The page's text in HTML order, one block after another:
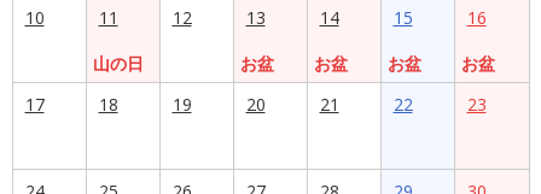
10
11
山の日
12
13
お盆
14
お盆
15
お盆
16
お盆
17
18 19 20 21 22 23